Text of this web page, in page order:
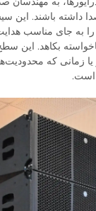
داشته باشند. این
به جای مناسب هدایت
بکاهد. این
زمانی که
است.